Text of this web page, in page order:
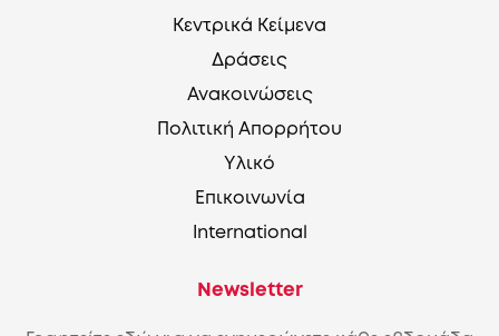
Κεντρικά Κείμενα
Δράσεις
Ανακοινώσεις
Πολιτική Απορρήτου
Υλικό
Επικοινωνία
International
Newsletter